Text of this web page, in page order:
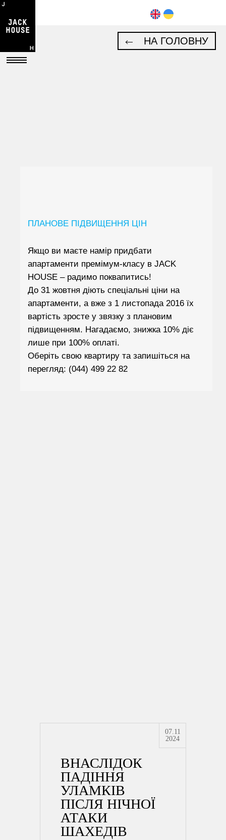
НА ГОЛОВНУ
ПЛАНОВЕ ПІДВИЩЕННЯ ЦІН
Якщо ви маєте намір придбати
апартаменти премімум-класу в JACK
HOUSE – радимо поквапитись!
До 31 жовтня діють спеціальні ціни на
апартаменти, а вже з 1 листопада 2016 їх
вартість зросте у звязку з плановим
підвищенням. Нагадаємо, знижка 10% діє
лише при 100% оплаті.
Оберіть свою квартиру та запишіться на
перегляд: (044) 499 22 82
07.11
2024
ВНАСЛІДОК
ПАДІННЯ
УЛАМКІВ
ПІСЛЯ НІЧНОЇ
АТАКИ
ШАХЕДІВ